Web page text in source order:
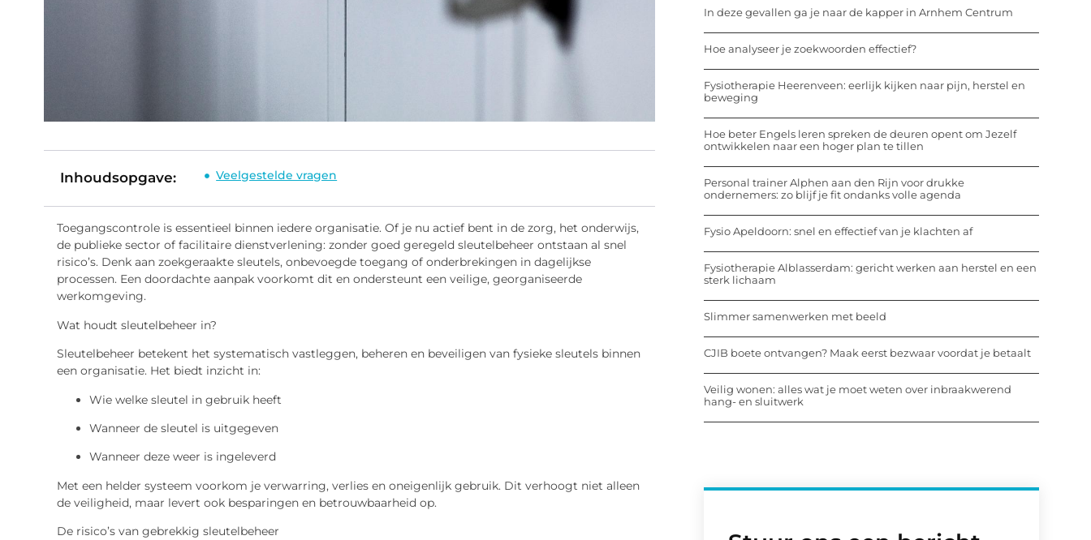
Inhoudsopgave: Veelgestelde vragen
Toegangscontrole is essentieel binnen iedere organisatie. Of je nu actief bent in de zorg, het onderwijs,
de publieke sector of facilitaire dienstverlening: zonder goed geregeld sleutelbeheer ontstaan al snel
risico’s. Denk aan zoekgeraakte sleutels, onbevoegde toegang of onderbrekingen in dagelijkse
processen. Een doordachte aanpak voorkomt dit en ondersteunt een veilige, georganiseerde
werkomgeving.
Wat houdt sleutelbeheer in?
Sleutelbeheer betekent het systematisch vastleggen, beheren en beveiligen van fysieke sleutels binnen
een organisatie. Het biedt inzicht in:
Wie welke sleutel in gebruik heeft
Wanneer de sleutel is uitgegeven
Wanneer deze weer is ingeleverd
Met een helder systeem voorkom je verwarring, verlies en oneigenlijk gebruik. Dit verhoogt niet alleen
de veiligheid, maar levert ook besparingen en betrouwbaarheid op.
De risico’s van gebrekkig sleutelbeheer
In deze gevallen ga je naar de kapper in Arnhem Centrum
Hoe analyseer je zoekwoorden effectief?
Fysiotherapie Heerenveen: eerlijk kijken naar pijn, herstel en
beweging
Hoe beter Engels leren spreken de deuren opent om Jezelf
ontwikkelen naar een hoger plan te tillen
Personal trainer Alphen aan den Rijn voor drukke
ondernemers: zo blijf je fit ondanks volle agenda
Fysio Apeldoorn: snel en effectief van je klachten af
Fysiotherapie Alblasserdam: gericht werken aan herstel en een
sterk lichaam
Slimmer samenwerken met beeld
CJIB boete ontvangen? Maak eerst bezwaar voordat je betaalt
Veilig wonen: alles wat je moet weten over inbraakwerend
hang- en sluitwerk